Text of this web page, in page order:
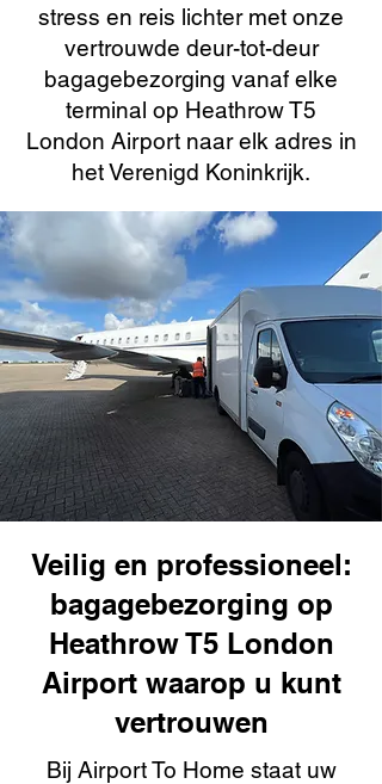
stress en reis lichter met onze
vertrouwde deur-tot-deur
bagagebezorging vanaf elke
terminal op Heathrow T5
London Airport naar elk adres in
het Verenigd Koninkrijk.
Veilig en professioneel:
bagagebezorging op
Heathrow T5 London
Airport waarop u kunt
vertrouwen
Bij Airport To Home staat uw